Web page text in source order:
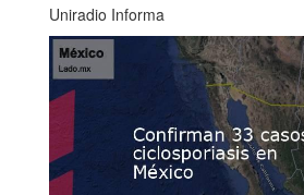
Uniradio Informa